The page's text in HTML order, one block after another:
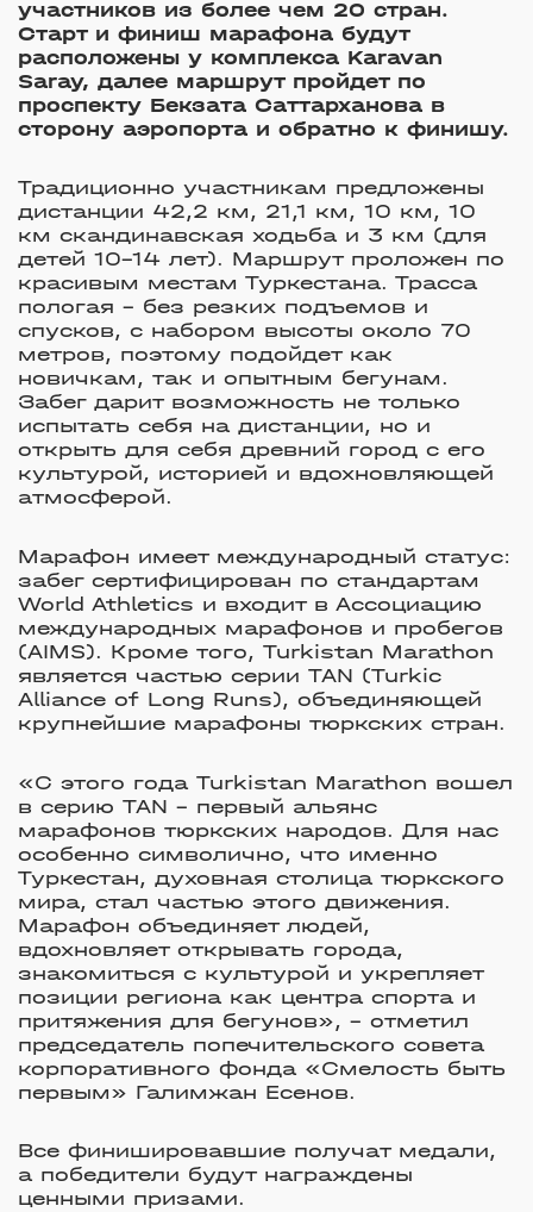
участников из более чем 20 стран.
Старт и финиш марафона будут
расположены у комплекса Karavan
Saray, далее маршрут пройдет по
проспекту Бекзата Саттарханова в
сторону аэропорта и обратно к финишу.
Традиционно участникам предложены
дистанции 42,2 км, 21,1 км, 10 км, 10
км скандинавская ходьба и 3 км (для
детей 10–14 лет). Маршрут проложен по
красивым местам Туркестана. Трасса
пологая – без резких подъемов и
спусков, с набором высоты около 70
метров, поэтому подойдет как
новичкам, так и опытным бегунам.
Забег дарит возможность не только
испытать себя на дистанции, но и
открыть для себя древний город с его
культурой, историей и вдохновляющей
атмосферой.
Марафон имеет международный статус:
забег сертифицирован по стандартам
World Athletics и входит в Ассоциацию
международных марафонов и пробегов
(AIMS). Кроме того, Turkistan Marathon
является частью серии TAN (Turkic
Alliance of Long Runs), объединяющей
крупнейшие марафоны тюркских стран.
«С этого года Turkistan Marathon вошел
в серию TAN – первый альянс
марафонов тюркских народов. Для нас
особенно символично, что именно
Туркестан, духовная столица тюркского
мира, стал частью этого движения.
Марафон объединяет людей,
вдохновляет открывать города,
знакомиться с культурой и укрепляет
позиции региона как центра спорта и
притяжения для бегунов», – отметил
председатель попечительского совета
корпоративного фонда «Смелость быть
первым» Галимжан Есенов.
Все финишировавшие получат медали,
а победители будут награждены
ценными призами.